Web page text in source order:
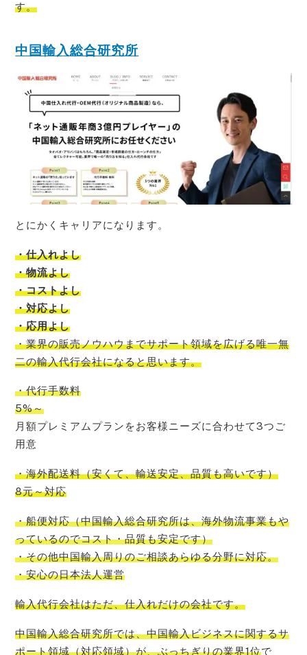
す。
中国輸入総合研究所
とにかくキャリアになります。
・仕入れよし
・物流よし
・コストよし
・対応よし
・応用よし
・業界の販売ノウハウまでサポート領域を広げる唯一無
二の輸入代行会社になると思います。
・代行手数料
5%～
月額プレミアムプランをお客様ニーズに合わせて3つご
用意
・海外配送料（安くて、輸送安定、品質も高いです）
8元～対応
・船便対応（中国輸入総合研究所は、海外物流事業もや
っているのでコスト・品質も安定です）
・その他中国輸入周りのご相談あらゆる分野に対応。
・安心の日本法人運営
輸入代行会社はただ、仕入れだけの会社です。
中国輸入総合研究所では、中国輸入ビジネスに関するサ
ポート領域（対応領域）が、ぶっちぎりの業界1位で